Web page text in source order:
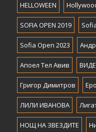
HELLOWEEN
SOFIA OPEN 2019
Sofia Open 2023
Апоел Тел Авив
Григор Димитров
ЛИЛИ ИВАНОВА
НОЩ НА ЗВЕЗДИТЕ